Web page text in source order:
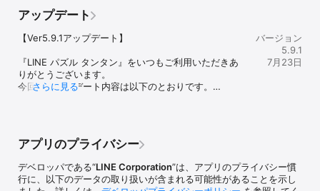
■目指せ世界ランキング！
世界中のタンタンプレイヤーとスコアを競おう！
上位プレイヤーにはすごい報酬がまってるよ。
■限定ショップ、クエストワールドで友だちと差を！
限定で現れるショップで、超お得なアイテムをGet!
またクエストワールドをクリアすればいつもよりもいい
報酬がもらえちゃう。
期間限定で、人気のキャラクターたちが遊びにくるよ。
コラボ期間中はコラボペットやアイテムが登場したり、
全ステージクリアでコラボペットがもらえる、限定クエストも出
現！
その時にしか手に入らない限定アイテムをGETしよう！
アップデート
【Ver5.9.1アップデート】
『LINE パズル タンタン』をいつもご利用いただきあ
りがとうございます。
今回のアップデート内容は以下のとおりです。
今後とも『LINE パズル タンタン』をよろしくお願い
いたします。
さらに見る
バージョン
5.9.1
7月23日
アプリのプライバシー
デベロッパである“LINE Corporation”は、アプリのプライバシー慣
行に、以下のデータの取り扱いが含まれる可能性があることを示し